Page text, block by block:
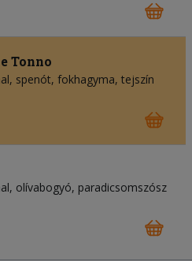
Tonno
spenót fokhagyma tejszín
olívabogyó paradicsomszósz